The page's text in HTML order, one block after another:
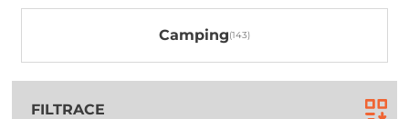
Camping
FILTRACE